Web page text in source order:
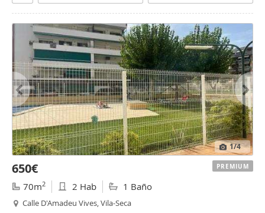
1/4
650€
70m2 2 Hab 1 Baño
Calle D'Amadeu Vives, Vila-Seca
PREMIUM